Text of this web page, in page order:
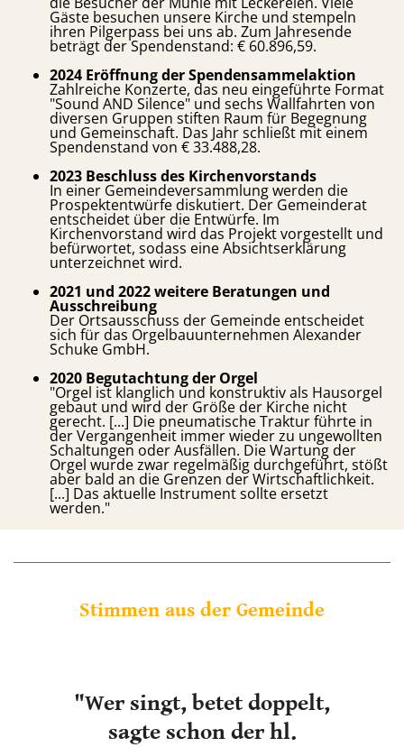
Gäste besuchen unsere Kirche und stempeln
ihren Pilgerpass bei uns ab. Zum Jahresende
beträgt der Spendenstand: € 60.896,59.
2024 Eröffnung der Spendensammelaktion
Zahlreiche Konzerte, das neu eingeführte Format
"Sound AND Silence" und sechs Wallfahrten von
diversen Gruppen stiften Raum für Begegnung
und Gemeinschaft. Das Jahr schließt mit einem
Spendenstand von € 33.488,28.
2023 Beschluss des Kirchenvorstands
In einer Gemeindeversammlung werden die
Prospektentwürfe diskutiert. Der Gemeinderat
entscheidet über die Entwürfe. Im
Kirchenvorstand wird das Projekt vorgestellt und
befürwortet, sodass eine Absichtserklärung
unterzeichnet wird.
2021 und 2022 weitere Beratungen und
Ausschreibung
Der Ortsausschuss der Gemeinde entscheidet
sich für das Orgelbauunternehmen Alexander
Schuke GmbH.
2020 Begutachtung der Orgel
"Orgel ist klanglich und konstruktiv als Hausorgel
gebaut und wird der Größe der Kirche nicht
gerecht. [...] Die pneumatische Traktur führte in
der Vergangenheit immer wieder zu ungewollten
Schaltungen oder Ausfällen. Die Wartung der
Orgel wurde zwar regelmäßig durchgeführt, stößt
aber bald an die Grenzen der Wirtschaftlichkeit.
[...] Das aktuelle Instrument sollte ersetzt
werden."
Stimmen aus der Gemeinde
"Wer singt, betet doppelt,
sagte schon der hl.